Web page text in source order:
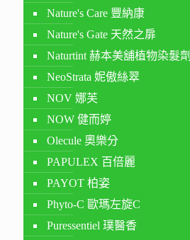
Nature's Care 豐納康
Nature's Gate 天然之扉
Naturtint 赫本美舖植物染髮劑
NeoStrata 妮傲絲翠
NOV 娜芙
NOW 健而婷
Olecule 奧樂分
PAPULEX 百倍麗
PAYOT 柏姿
Phyto-C 歐瑪左旋C
Puressentiel 璞醫香